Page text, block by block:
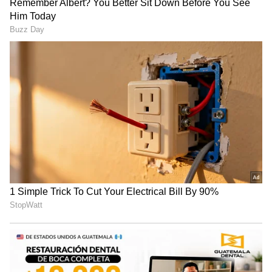
TNPL: டிஎன்பிஎல்
திரில்லர்: கடைசி வரை
வெற்றியை தட்டிச்சென்ற
மதுரை!
சாம்பியன் அணிக்கு
முதல் போட்டியிலேயே
ஷாக்! திருப்பூரை
வீழ்த்திய திண்டுக்கல்
டிராகன்ஸ் !
TNPL-ஐ அதிரவைத்த
Ishan Kishan RBI Job: